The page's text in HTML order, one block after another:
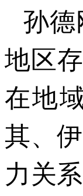
孙德
地区
在地
其、
力关